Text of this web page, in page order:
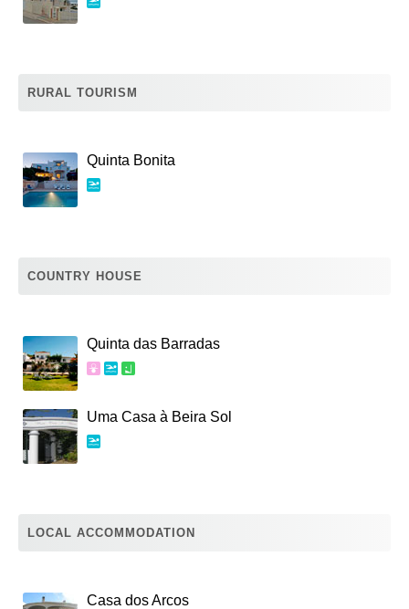
RURAL TOURISM
Quinta Bonita
COUNTRY HOUSE
Quinta das Barradas
Uma Casa à Beira Sol
LOCAL ACCOMMODATION
Casa dos Arcos